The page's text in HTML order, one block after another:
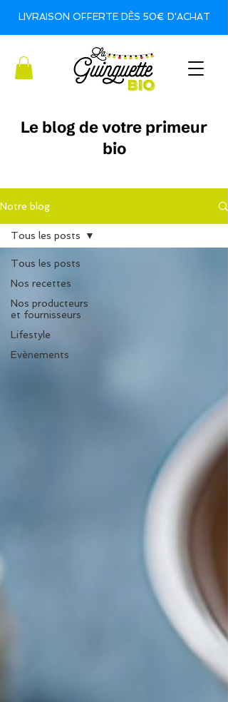
LIVRAISON OFFERTE DÈS 50€ D'ACHAT
Le blog de votre primeur
bio
Notre blog
Tous les posts
Nos recettes
Nos producteurs
et fournisseurs
Lifestyle
Evènements
Tous les posts